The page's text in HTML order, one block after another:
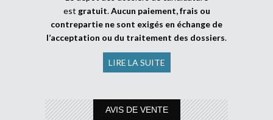
est gratuit.Aucun paiement, frais ou
contrepartie ne sont exigés en échange de
l’acceptation ou du traitement des dossiers.
LIRE LA SUITE
AVIS DE VENTE